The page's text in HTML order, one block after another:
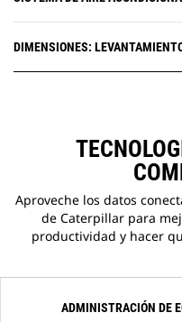
DIMENSIONES:
Aproveche los datos
de Caterpillar para
productividad y hacer
ADMINISTRACIÓN DE